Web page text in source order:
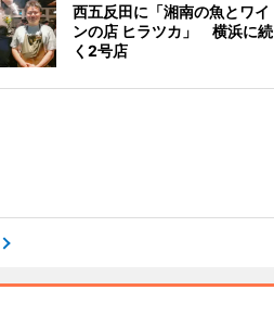
西五反田に「湘南の魚とワイ
ンの店 ヒラツカ」 横浜に続
く2号店